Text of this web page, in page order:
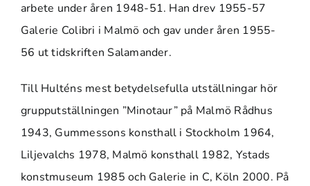
arbete under åren 1948-51. Han drev 1955-57
Galerie Colibri i Malmö och gav under åren 1955-
56 ut tidskriften Salamander.
Till Hulténs mest betydelsefulla utställningar hör
grupputställningen ”Minotaur” på Malmö Rådhus
1943, Gummessons konsthall i Stockholm 1964,
Liljevalchs 1978, Malmö konsthall 1982, Ystads
konstmuseum 1985 och Galerie in C, Köln 2000. På